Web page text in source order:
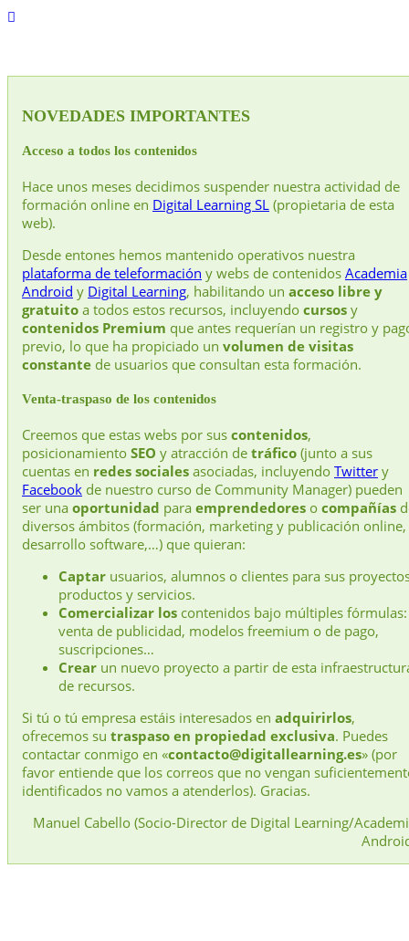
NOVEDADES IMPORTANTES
Acceso a todos los contenidos
Hace unos meses decidimos suspender nuestra actividad de
formación online en Digital Learning SL (propietaria de esta
web).
Desde entones hemos mantenido operativos nuestra
plataforma de teleformación y webs de contenidos Academia
Android y Digital Learning, habilitando un acceso libre y
gratuito a todos estos recursos, incluyendo cursos y
contenidos Premium que antes requerían un registro y
previo, lo que ha propiciado un volumen de visitas
constante de usuarios que consultan esta formación.
Venta-traspaso de los contenidos
Creemos que estas webs por sus contenidos,
posicionamiento SEO y atracción de tráfico (junto a sus
cuentas en redes sociales asociadas, incluyendo Twitter y
Facebook de nuestro curso de Community Manager) pueden
ser una oportunidad para emprendedores o compañías
diversos ámbitos (formación, marketing y publicación online,
desarrollo software,…) que quieran:
Captar usuarios, alumnos o clientes para sus
productos y servicios.
Comercializar los contenidos bajo múltiples fórmulas:
venta de publicidad, modelos freemium o de pago,
suscripciones…
Crear un nuevo proyecto a partir de esta
de recursos.
Si tú o tú empresa estáis interesados en adquirirlos,
ofrecemos su traspaso en propiedad exclusiva. Puedes
contactar conmigo en «contacto@digitallearning.es» (por
favor entiende que los correos que no vengan
identificados no vamos a atenderlos). Gracias.
Manuel Cabello (Socio-Director de Digital Learning/